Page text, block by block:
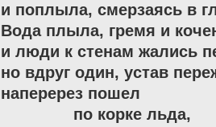
и поплыла, смерзаясь в
Вода плыла, гремя и
и люди к стенам жались
но вдруг один, устав
наперерез пошел
               по корке льда,